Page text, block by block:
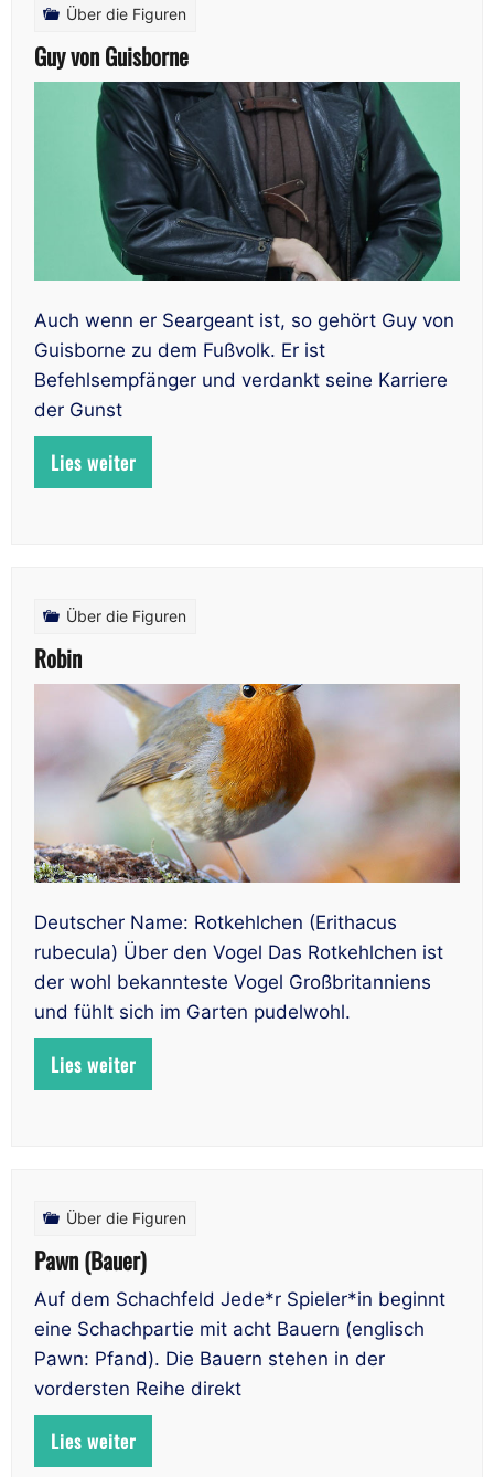
Über die Figuren
Guy von Guisborne
Auch wenn er Seargeant ist, so gehört Guy von
Guisborne zu dem Fußvolk. Er ist
Befehlsempfänger und verdankt seine Karriere
der Gunst
Lies weiter
Über die Figuren
Robin
Deutscher Name: Rotkehlchen (Erithacus
rubecula) Über den Vogel Das Rotkehlchen ist
der wohl bekannteste Vogel Großbritanniens
und fühlt sich im Garten pudelwohl.
Lies weiter
Über die Figuren
Pawn (Bauer)
Auf dem Schachfeld Jede*r Spieler*in beginnt
eine Schachpartie mit acht Bauern (englisch
Pawn: Pfand). Die Bauern stehen in der
vordersten Reihe direkt
Lies weiter